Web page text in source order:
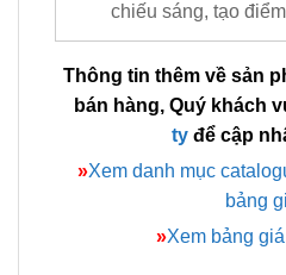
chiếu sáng, tạo
Thông tin thêm về sản
bán hàng, Quý khách
tyđể cập
»Xem danh mục
bảng
»Xem bảng